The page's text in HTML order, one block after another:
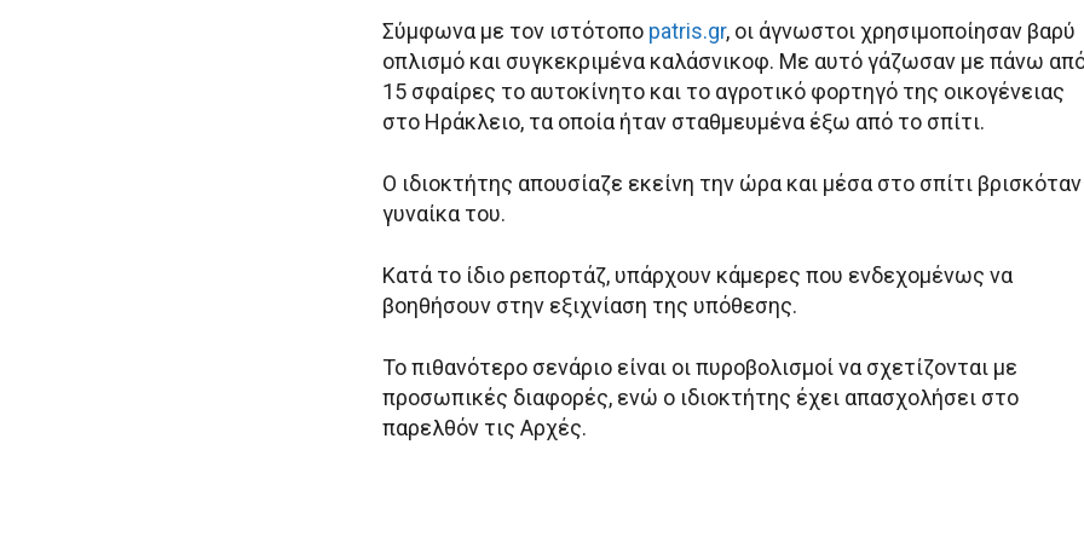
Σύμφωνα με τον ιστότοπο patris.gr, οι άγνωστοι χρησιμοποίησαν βαρύ
οπλισμό και συγκεκριμένα καλάσνικοφ. Με αυτό γάζωσαν με πάνω
15 σφαίρες το αυτοκίνητο και το αγροτικό φορτηγό της οικογένειας
στο Ηράκλειο, τα οποία ήταν σταθμευμένα έξω από το σπίτι.
Ο ιδιοκτήτης απουσίαζε εκείνη την ώρα και μέσα στο σπίτι
γυναίκα του.
Κατά το ίδιο ρεπορτάζ, υπάρχουν κάμερες που ενδεχομένως να
βοηθήσουν στην εξιχνίαση της υπόθεσης.
Το πιθανότερο σενάριο είναι οι πυροβολισμοί να σχετίζονται με
προσωπικές διαφορές, ενώ ο ιδιοκτήτης έχει απασχολήσει στο
παρελθόν τις Αρχές.